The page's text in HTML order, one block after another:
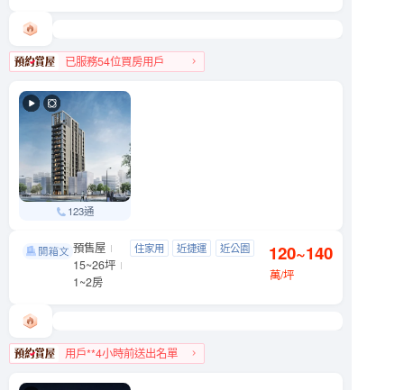
已服務54位買房用戶
123通
潮中山 中山區 錦州街10號
預售屋
15~26坪
1~2房
住家用 近捷運 近公園 120~140
萬/坪
用戶**4小時前送出名單